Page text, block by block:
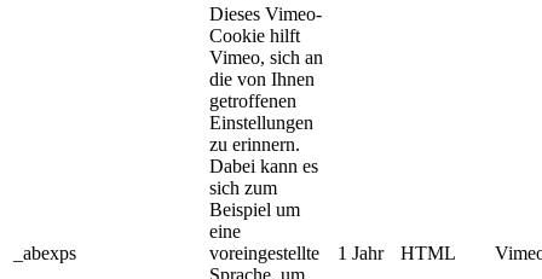
_abexps
Dieses Vimeo-
Cookie hilft
Vimeo, sich an
die von Ihnen
getroffenen
Einstellungen
zu erinnern.
Dabei kann es
sich zum
Beispiel um
eine
voreingestellte
1 Jahr HTML